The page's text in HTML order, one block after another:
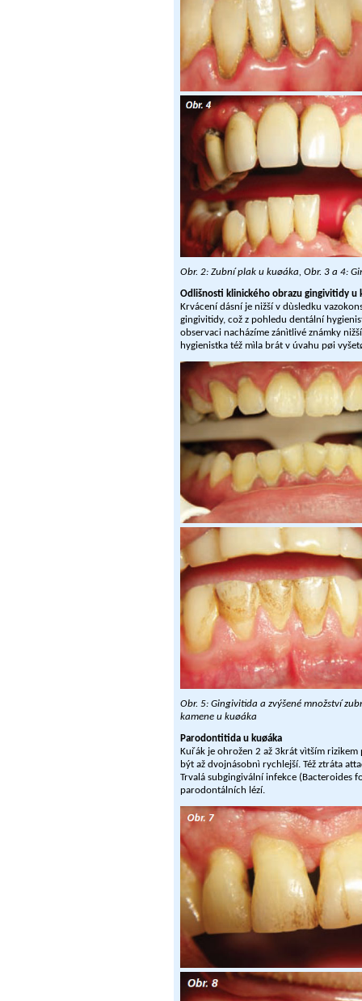
Obr. 2: Zubní plak u kuøáka, Obr. 3 a 4:
Odlišnosti klinického obrazu gingivitidy u
Krvácení dásní je nižší v dùsledku
gingivitidy, což z pohledu dentální
observaci nacházíme zánìtlivé známky
hygienistka též mìla brát v úvahu pøi
Obr. 5: Gingivitida a zvýšené množství
kamene u kuøáka
Parodontitida u kuøáka
Kuřák je ohrožen 2 až 3krát vìtším
být až dvojnásobnì rychlejší. Též ztráta
Trvalá subgingivální infekce (Bacteroides
parodontálních lézí.